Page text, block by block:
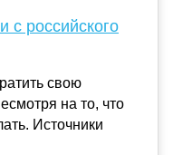
с российского
свою
на то, что
Источники